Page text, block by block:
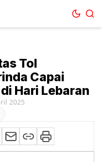
Tol
Capai
Hari Lebaran
2025